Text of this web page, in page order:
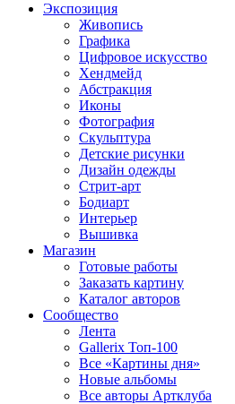
Экспозиция
Живопись
Графика
Цифровое искусство
Хендмейд
Абстракция
Иконы
Фотография
Скульптура
Детские рисунки
Дизайн одежды
Стрит-арт
Бодиарт
Интерьер
Вышивка
Магазин
Готовые работы
Заказать картину
Каталог авторов
Сообщество
Лента
Gallerix Топ-100
Все «Картины дня»
Новые альбомы
Все авторы Артклуба